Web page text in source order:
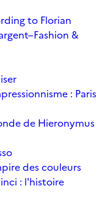
to Florian
&
: Paris
de Hieronymus
des couleurs
: l'histoire